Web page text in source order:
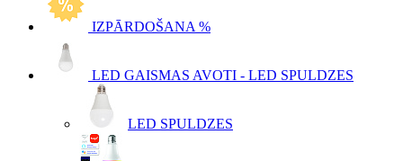
IZPĀRDOŠANA %
LED GAISMAS AVOTI - LED SPULDZES
LED SPULDZES